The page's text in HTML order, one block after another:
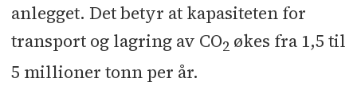
anlegget. Det betyr at kapasiteten for
transport og lagring av CO2 økes fra 1,5 til
5 millioner tonn per år.